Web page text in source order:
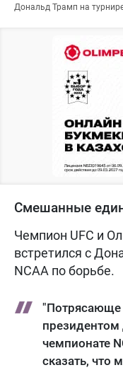
Дональд Трамп на
Смешанные
Чемпион UFC и
встретился с
NCAA по борьбе.
"Потрясающе
чемпионате
сказать, что